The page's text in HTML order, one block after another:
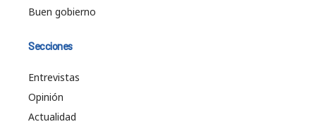
Buen gobierno
Secciones
Entrevistas
Opinión
Actualidad